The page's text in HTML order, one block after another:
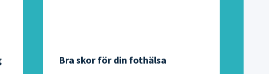
Bra skor för din fothälsa